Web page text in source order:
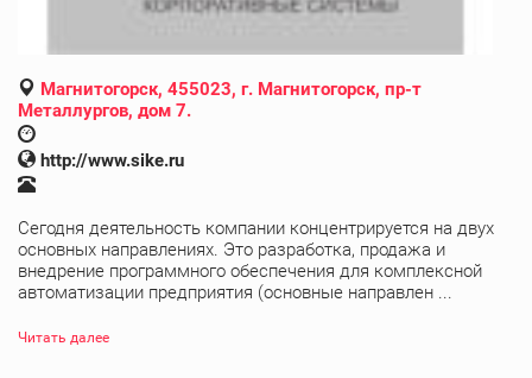
Магнитогорск, 455023, г. Магнитогорск, пр-т
Металлургов, дом 7.
http://www.sike.ru
Сегодня деятельность компании концентрируется на двух
основных направлениях. Это разработка, продажа и
внедрение программного обеспечения для комплексной
автоматизации предприятия (основные направлен ...
Читать далее